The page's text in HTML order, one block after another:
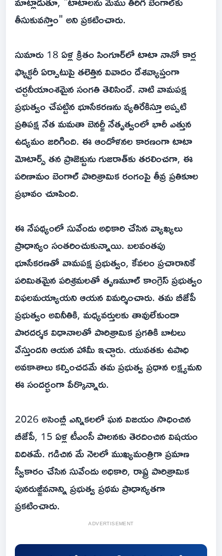
తీసుకువస్తాం" అని ప్రకటించారు.
సుమారు 18 ఏళ్ల క్రితం సింగూర్‌లో టాటా నానో కార్ల
ఫ్యాక్టరీ ఏర్పాటుపై తలెత్తిన వివాదం దేశవ్యాప్తంగా
చర్చనీయాంశమైన సంగతి తెలిసిందే. నాటి వామపక్ష
ప్రభుత్వం చేపట్టిన భూసేకరణను వ్యతిరేకిస్తూ అప్పటి
ప్రతిపక్ష నేత మమతా బెనర్జీ నేతృత్వంలో భారీ ఎత్తున
ఉద్యమం జరిగింది. ఈ ఆందోళనల కారణంగా టాటా
మోటార్స్ తన ప్రాజెక్టును గుజరాత్‌కు తరలించగా, ఈ
పరిణామం బెంగాల్ పారిశ్రామిక రంగంపై తీవ్ర ప్రతికూల
ప్రభావం చూపింది.
ఈ నేపథ్యంలో సువేందు అధికారి చేసిన వ్యాఖ్యలు
ప్రాధాన్యం సంతరించుకున్నాయి. బలవంతపు
భూసేకరణతో వామపక్ష ప్రభుత్వం, కేవలం ప్రచారానికే
పరిమితమైన పరిశ్రమలతో తృణమూల్ కాంగ్రెస్ ప్రభుత్వం
విఫలమయ్యాయని ఆయన విమర్శించారు. తమ బీజేపీ
ప్రభుత్వం అవినీతికి, మధ్యవర్తులకు తావులేకుండా
పారదర్శక విధానాలతో పారిశ్రామిక ప్రగతికి బాటలు
వేస్తుందని ఆయన హామీ ఇచ్చారు. యువతకు ఉపాధి
అవకాశాలు కల్పించడమే తమ ప్రభుత్వ ప్రధాన లక్ష్యమని
ఈ సందర్భంగా పేర్కొన్నారు.
2026 అసెంబ్లీ ఎన్నికలలో ఘన విజయం సాధించిన
బీజేపీ, 15 ఏళ్ల టీఎంసీ పాలనకు తెరదించిన విషయం
విదితమే. గడిచిన మే నెలలో ముఖ్యమంత్రిగా ప్రమాణ
స్వీకారం చేసిన సువేందు అధికారి, రాష్ట్ర పారిశ్రామిక
పునరుజ్జీవనాన్ని ప్రభుత్వ ప్రథమ ప్రాధాన్యతగా
ప్రకటించారు.
ADVERTISEMENT